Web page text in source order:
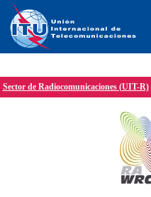
Sector de Radiocomunicaciones (UIT-R)